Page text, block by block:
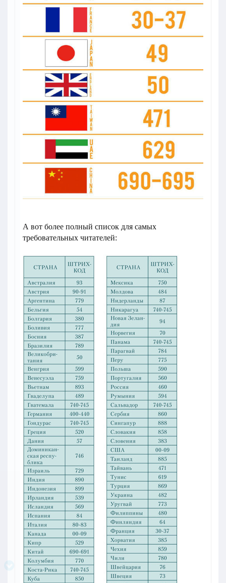
А вот более полный список для самых
требовательных читателей: